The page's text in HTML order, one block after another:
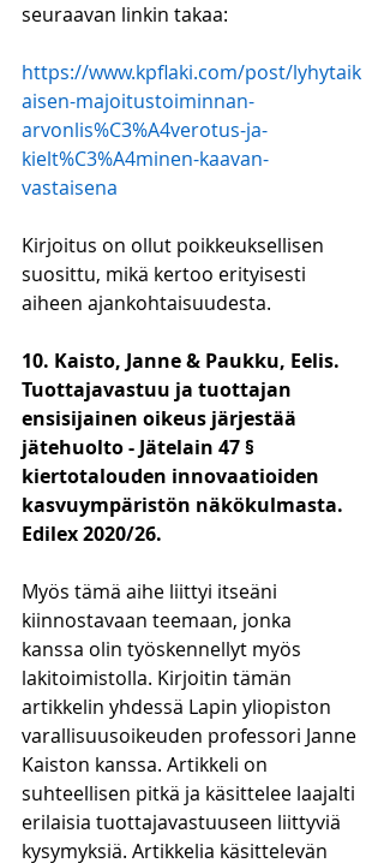
seuraavan linkin takaa:
https://www.kpflaki.com/post/lyhytaik
aisen-majoitustoiminnan-
arvonlis%C3%A4verotus-ja-
kielt%C3%A4minen-kaavan-
vastaisena
Kirjoitus on ollut poikkeuksellisen
suosittu, mikä kertoo erityisesti
aiheen ajankohtaisuudesta.
10. Kaisto, Janne & Paukku, Eelis.
Tuottajavastuu ja tuottajan
ensisijainen oikeus järjestää
jätehuolto - Jätelain 47 §
kiertotalouden innovaatioiden
kasvuympäristön näkökulmasta.
Edilex 2020/26.
Myös tämä aihe liittyi itseäni
kiinnostavaan teemaan, jonka
kanssa olin työskennellyt myös
lakitoimistolla. Kirjoitin tämän
artikkelin yhdessä Lapin yliopiston
varallisuusoikeuden professori Janne
Kaiston kanssa. Artikkeli on
suhteellisen pitkä ja käsittelee laajalti
erilaisia tuottajavastuuseen liittyviä
kysymyksiä. Artikkelia käsittelevän